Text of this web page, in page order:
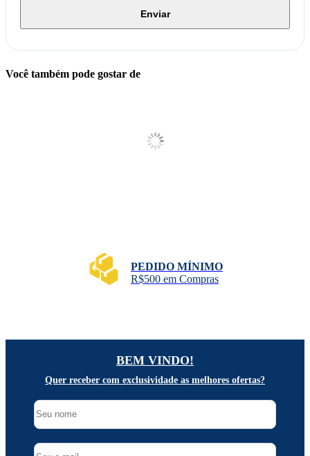
Enviar
Você também pode gostar de
PEDIDO MÍNIMO
R$500 em Compras
BEM VINDO!
Quer receber com exclusividade as melhores ofertas?